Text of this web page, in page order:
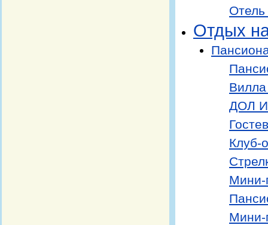
Отель
Отдых
ДОЛ
Клуб-
Мини-
Мини-